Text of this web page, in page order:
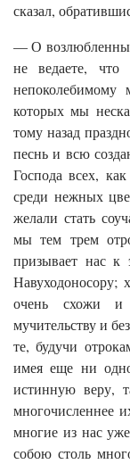
сказал,
— О
не ведаете, что
непоколебимому
которых мы
тому назад
песнь и всю
Господа всех,
среди нежных
желали стать
мы тем трем
призывает нас
очень схожи и
мучительству и
те, будучи
имея еще ни
истинную веру,
многочисленнее
многие из нас
собою столь